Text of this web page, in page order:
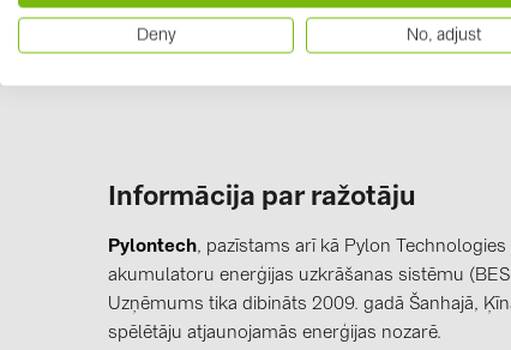
Solis S6 12kW (3-Phase Hybrid / HV) :
S6-EH3P15K-H
Solis S6 20kW (3-Phase Hybrid / HV
S6-EH3P20K-H
Informācija par ražotāju
Pylontech, pazīstams arī kā Pylon Technologies
akumulatoru enerģijas uzkrāšanas sistēmu
Uzņēmums tika dibināts 2009. gadā Šanhajā,
spēlētāju atjaunojamās enerģijas nozarē.
Deny No, adjust